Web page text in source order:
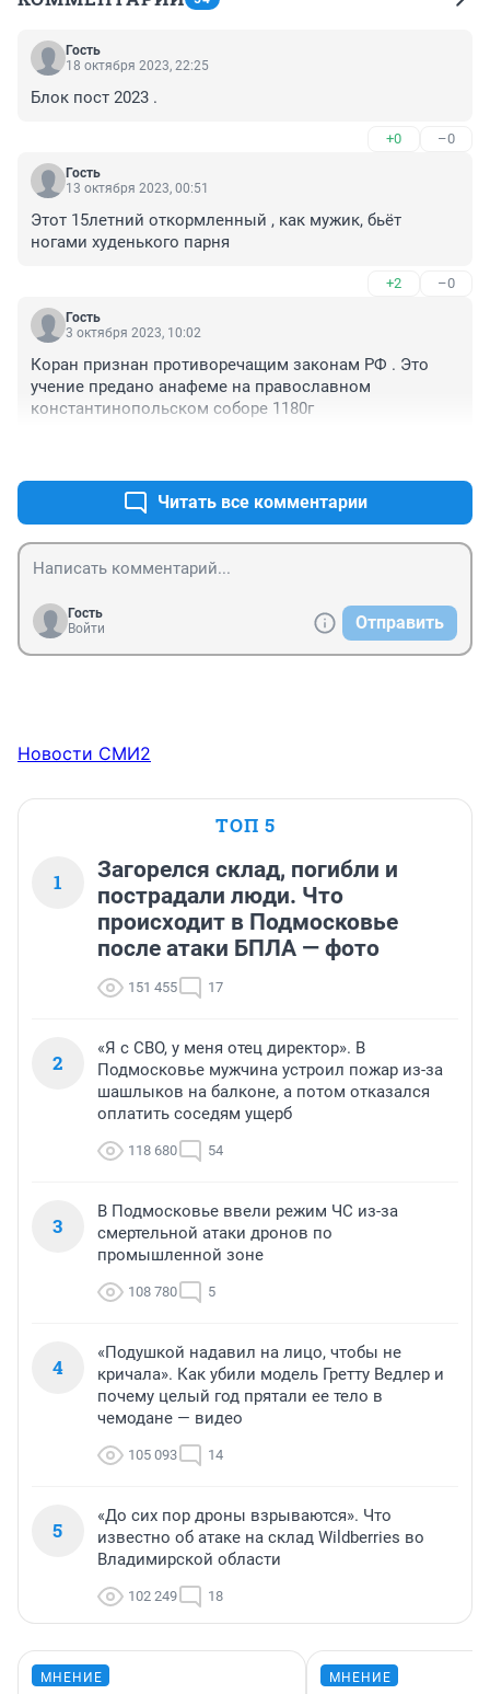
Гость
18 октября 2023, 22:25
Блок пост 2023 .
+0 –0
Гость
13 октября 2023, 00:51
Этот 15летний откормленный , как мужик, бьёт
ногами худенького парня
+2 –0
Гость
3 октября 2023, 10:02
Коран признан противоречащим законам РФ . Это
учение предано анафеме на православном
константинопольском соборе 1180г
Читать все комментарии
Гость
Войти
Отправить
Новости СМИ2
ТОП 5
1
Загорелся склад, погибли и
пострадали люди. Что
происходит в Подмосковье
после атаки БПЛА — фото
151 455 17
2
«Я с СВО, у меня отец директор». В
Подмосковье мужчина устроил пожар из-за
шашлыков на балконе, а потом отказался
оплатить соседям ущерб
118 680 54
3
В Подмосковье ввели режим ЧС из-за
смертельной атаки дронов по
промышленной зоне
108 780 5
4
«Подушкой надавил на лицо, чтобы не
кричала». Как убили модель Гретту Ведлер и
почему целый год прятали ее тело в
чемодане — видео
105 093 14
5
«До сих пор дроны взрываются». Что
известно об атаке на склад Wildberries во
Владимирской области
102 249 18
МНЕНИЕ МНЕНИЕ